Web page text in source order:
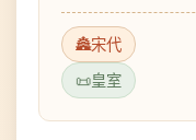
皇室
趙構列傳